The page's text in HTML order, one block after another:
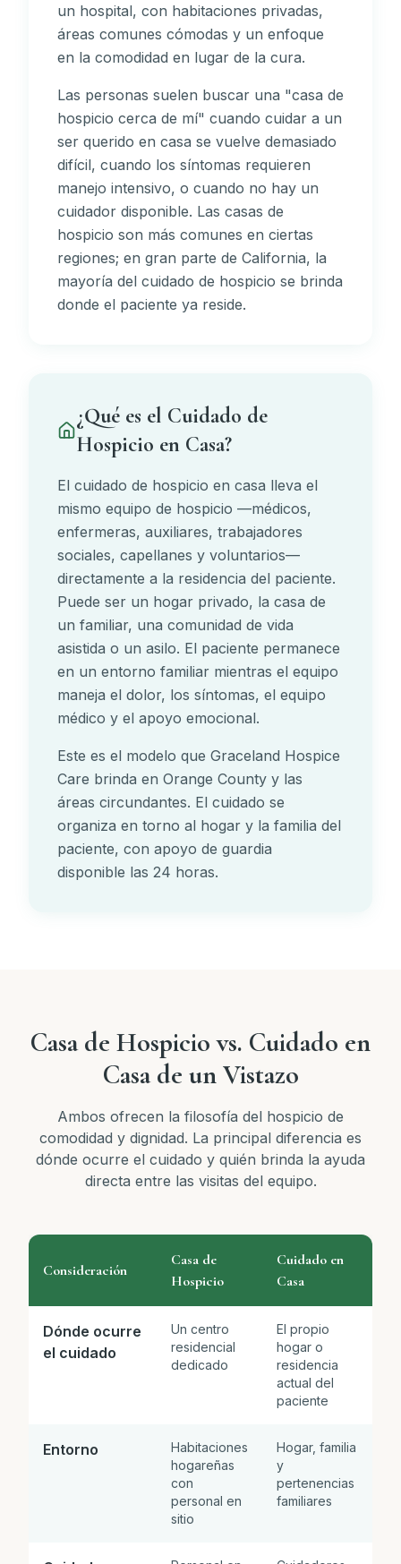
un hospital, con habitaciones privadas,
áreas comunes cómodas y un enfoque
en la comodidad en lugar de la cura.
Las personas suelen buscar una "casa de
hospicio cerca de mí" cuando cuidar a un
ser querido en casa se vuelve demasiado
difícil, cuando los síntomas requieren
manejo intensivo, o cuando no hay un
cuidador disponible. Las casas de
hospicio son más comunes en ciertas
regiones; en gran parte de California, la
mayoría del cuidado de hospicio se brinda
donde el paciente ya reside.
¿Qué es el Cuidado de
Hospicio en Casa?
El cuidado de hospicio en casa lleva el
mismo equipo de hospicio —médicos,
enfermeras, auxiliares, trabajadores
sociales, capellanes y voluntarios—
directamente a la residencia del paciente.
Puede ser un hogar privado, la casa de
un familiar, una comunidad de vida
asistida o un asilo. El paciente permanece
en un entorno familiar mientras el equipo
maneja el dolor, los síntomas, el equipo
médico y el apoyo emocional.
Este es el modelo que Graceland Hospice
Care brinda en Orange County y las
áreas circundantes. El cuidado se
organiza en torno al hogar y la familia del
paciente, con apoyo de guardia
disponible las 24 horas.
Casa de Hospicio vs. Cuidado en
Casa de un Vistazo
Ambos ofrecen la filosofía del hospicio de
comodidad y dignidad. La principal diferencia es
dónde ocurre el cuidado y quién brinda la ayuda
directa entre las visitas del equipo.
Consideración
Casa de
Hospicio
Cuidado en
Casa
Dónde ocurre
el cuidado
Un centro
residencial
dedicado
El propio
hogar o
residencia
actual del
paciente
Entorno
Habitaciones
hogareñas
con
personal en
sitio
Hogar, familia
y
pertenencias
familiares